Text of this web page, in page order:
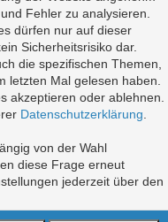
Fehler zu analysieren.
dürfen nur auf dieser
Sicherheitsrisiko dar.
die spezifischen Themen,
letzten Mal gelesen haben.
akzeptieren oder ablehnen.
Datenschutzerklärung
von der Wahl
diese Frage erneut
jederzeit über den